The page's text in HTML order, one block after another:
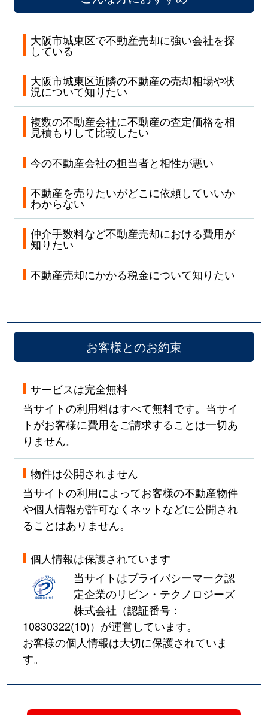
大阪市城東区で不動産売却に強い会社を探
している
大阪市城東区近隣の不動産の売却相場や状
況について知りたい
複数の不動産会社に不動産の査定価格を相
見積もりして比較したい
今の不動産会社の担当者と相性が悪い
不動産を売りたいがどこに依頼していいか
わからない
仲介手数料など不動産売却における費用が
知りたい
不動産売却にかかる税金について知りたい
お客様とのお約束
サービスは完全無料
当サイトの利用料はすべて無料です。当サイ
トがお客様に費用をご請求することは一切あ
りません。
物件は公開されません
当サイトの利用によってお客様の不動産物件
や個人情報が許可なくネットなどに公開され
ることはありません。
個人情報は保護されています
当サイトはプライバシーマーク認
定企業のリビン・テクノロジーズ
株式会社（認証番号：
10830322(10)）が運営しています。
お客様の個人情報は大切に保護されていま
す。